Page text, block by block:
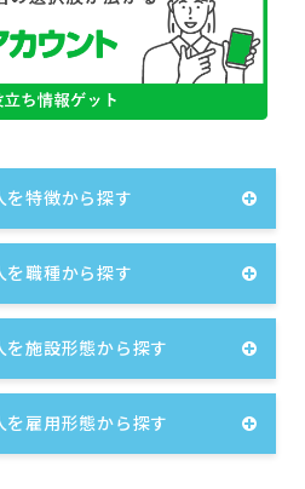
を特徴から探す
を職種から探す
を施設形態から探す
を雇用形態から探す